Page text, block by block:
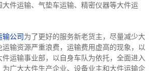
大件运输、气垫车运输、精密仪器等大件运
输公司为了更好的服务新老货主，尽量减少大
输资源严重浪费，运输费用虚高的现象，以
运输事业部，以自身车队为依托，全面进入
广大大件生产企业、设备业主和大件运输企